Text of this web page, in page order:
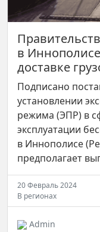
в
доставке
Подписано
установлении
режима (ЭПР) в
эксплуатации
в Иннополисе
предполагает
20 Февраль 2024
В регионах
Admin